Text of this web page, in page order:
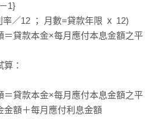
1}
／12 ； 月數=貸款年限 ｘ 12)
＝貸款本金×每月應付本息金額之平
：
＝貸款本金×每月應付本息金額之平
金額＋每月應付利息金額